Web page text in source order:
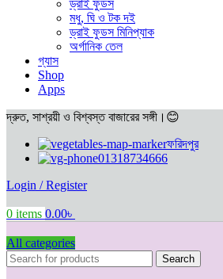
ড্রাই ফুডস
মধু, ঘি ও টক দই
ড্রাই ফুডস মিনিপ্যাক
অর্গানিক তেল
গ্যাস
Shop
Apps
দ্রুত, সাশ্রয়ী ও বিশ্বস্ত বাজারের সঙ্গী।😊
ফরিদপুর
01318734666
Login / Register
0 items 0.00৳
All categories
Search